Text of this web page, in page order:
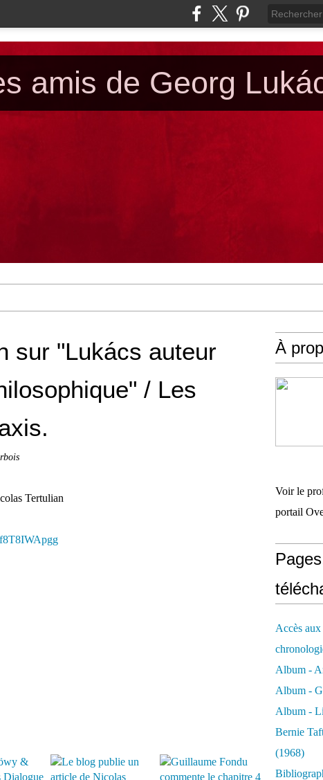
amis de Georg
sur "Lukács auteur
/ Les
Tertulian
À
Voir le
portail
Accès aux
Album -
Album -
Album -
Bernie
(1968)